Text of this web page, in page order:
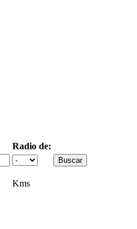
Radio de:
Kms